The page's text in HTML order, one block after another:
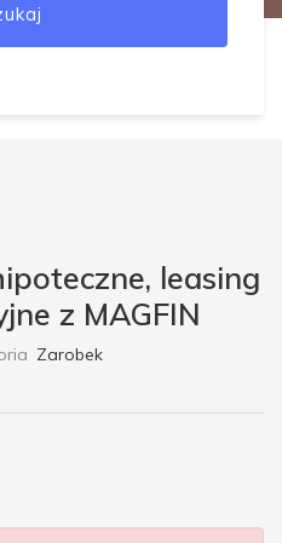
leasing
z MAGFIN
Zarobek